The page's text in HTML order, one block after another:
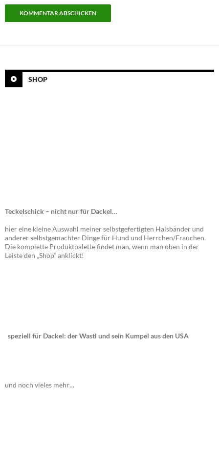
SHOP
Teckelschick – nicht nur für Dackel…
hier eine kleine Auswahl meiner selbstgefertigten Halsbänder und
anderer selbstgemachter Dinge für Hund und Herrchen/Frauchen.
Die komplette Produktpalette findet man, wenn man oben in der
Leiste den „Shop“ anklickt!
speziell für Dackel: der Wastl und sein Kumpel aus den USA
und noch vieles mehr…